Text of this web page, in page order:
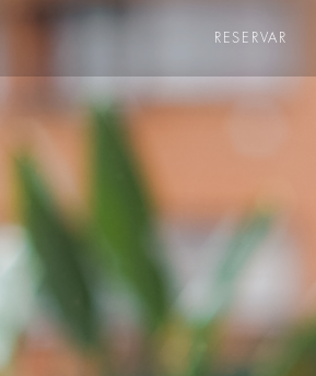
RESERVAR